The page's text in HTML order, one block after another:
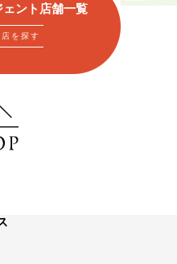
ント店舗一覧
を探す